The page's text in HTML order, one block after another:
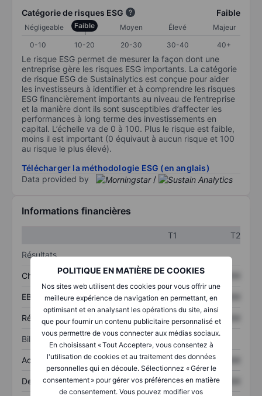
POLITIQUE EN MATIÈRE DE COOKIES
Nos sites web utilisent des cookies pour vous offrir une
meilleure expérience de navigation en permettant, en
optimisant et en analysant les opérations du site, ainsi
que pour fournir un contenu publicitaire personnalisé et
vous permettre de vous connecter aux médias sociaux.
En choisissant « Tout Accepter», vous consentez à
l'utilisation de cookies et au traitement des données
personnelles qui en découle. Sélectionnez « Gérer le
consentement » pour gérer vos préférences en matière
de consentement. Vous pouvez modifier vos
Catégorie de risques ESG Faible
Négligeable Faible Moyen Élevé
Majeur
0-10
10-20 20-30 30-40 40+
Le risque ESG permet de mesurer la façon dont une
entreprise gère les risques ESG importants. La catégorie
de risque ESG de Sustainalytics est conçue pour aider
les investisseurs à identifier et à comprendre les risques
ESG financièrement importants au niveau de l’entreprise
et la manière dont ils sont susceptibles d’affecter les
performances à long terme des investissements en
capital. L’échelle va de 0 à 100. Plus le risque est faible,
moins il est important (0 équivaut à aucun risque et 100
au risque le plus élevé).
Télécharger la méthodologie ESG (en anglais)
Data provided by
/
Informations financières
T1
T2
Résultats
Chiffre d’affaires XXXXXXX XXXXXXX
EBITDA XXXXXXX XXXXXXX
Résultat net XXXXXXX XXXXXXX
Bilan
Actifs totaux XXXXXXX XXXXXXX
Dette totale XXXXXXX XXXXXXX